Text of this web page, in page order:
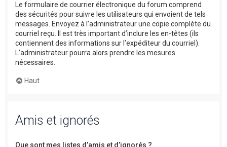
Le formulaire de courrier électronique du forum comprend
des sécurités pour suivre les utilisateurs qui envoient de tels
messages. Envoyez à l’administrateur une copie complète du
courriel reçu. Il est très important d’inclure les en-têtes (ils
contiennent des informations sur l’expéditeur du courriel).
L’administrateur pourra alors prendre les mesures
nécessaires.
Haut
Amis et ignorés
Que sont mes listes d’amis et d’ignorés ?